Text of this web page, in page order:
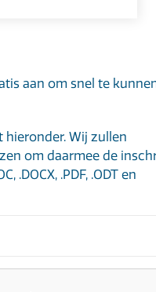
aan om snel te
hieronder. Wij zullen
om daarmee de
.DOCX, .PDF, .ODT en